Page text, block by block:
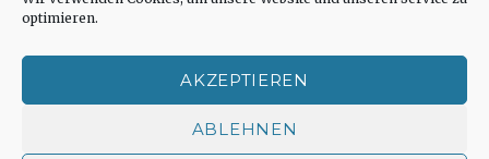
optimieren.
AKZEPTIEREN
ABLEHNEN
Cookie-Richtlinie (EU)